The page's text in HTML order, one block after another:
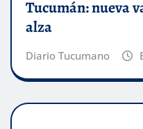
Tucumán: nueva
alza
Diario Tucumano